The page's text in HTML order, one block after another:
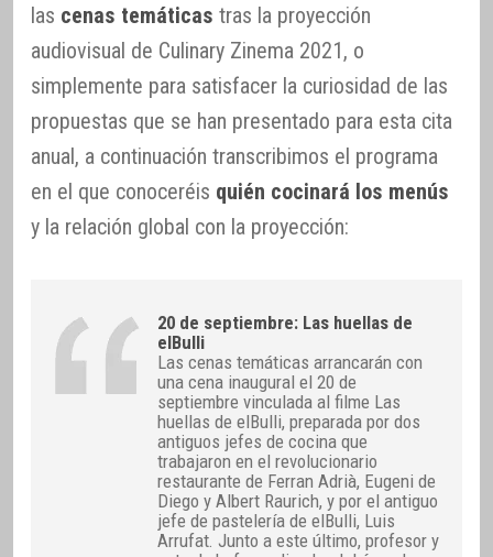
las cenas temáticas tras la proyección
audiovisual de Culinary Zinema 2021, o
simplemente para satisfacer la curiosidad de las
propuestas que se han presentado para esta cita
anual, a continuación transcribimos el programa
en el que conoceréis quién cocinará los menús
y la relación global con la proyección:
20 de septiembre: Las huellas de
elBulli
Las cenas temáticas arrancarán con
una cena inaugural el 20 de
septiembre vinculada al filme Las
huellas de elBulli, preparada por dos
antiguos jefes de cocina que
trabajaron en el revolucionario
restaurante de Ferran Adrià, Eugeni de
Diego y Albert Raurich, y por el antiguo
jefe de pastelería de elBulli, Luis
Arrufat. Junto a este último, profesor y